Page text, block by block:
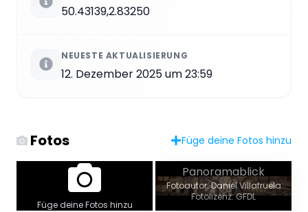
50.43139,2.83250
NEUESTE AKTUALISIERUNG
12. Dezember 2025 um 23:59
Fotos Füge deine Fotos hinzu
Füge deine Fotos hinzu
Panoramablick
Fotoautor: Daniel Villafruela
Fotolizenz: GFDL